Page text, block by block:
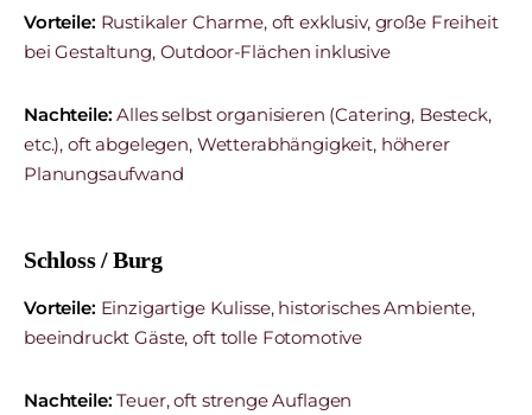
Vorteile: Rustikaler Charme, oft exklusiv, große Freiheit
bei Gestaltung, Outdoor-Flächen inklusive
Nachteile: Alles selbst organisieren (Catering, Besteck,
etc.), oft abgelegen, Wetterabhängigkeit, höherer
Planungsaufwand
Schloss / Burg
Vorteile: Einzigartige Kulisse, historisches Ambiente,
beeindruckt Gäste, oft tolle Fotomotive
Nachteile: Teuer, oft strenge Auflagen